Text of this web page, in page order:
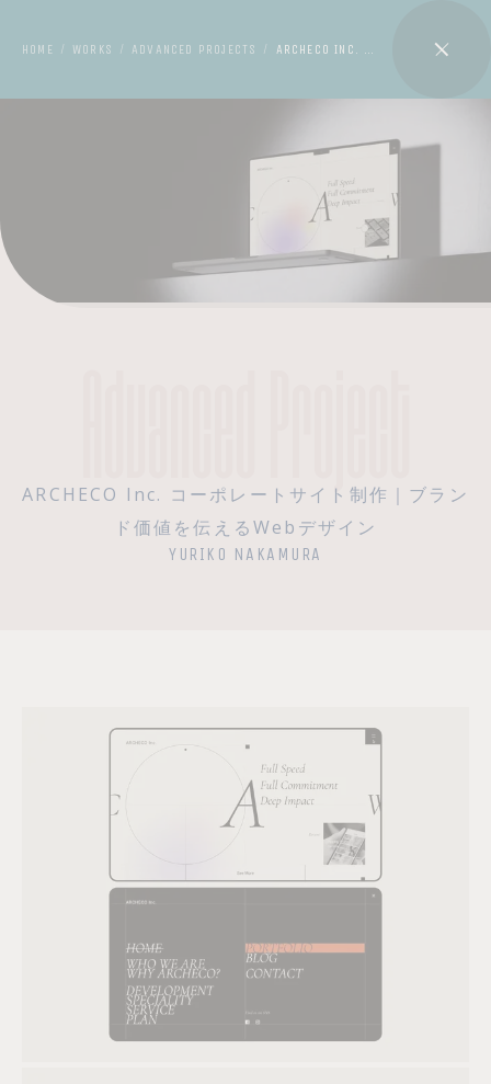
HOME / WORKS / ADVANCED PROJECTS /
ARCHECO Inc. コーポレートサイト制作｜ブラン
ド価値を伝えるWebデザイン
YURIKO NAKAMURA